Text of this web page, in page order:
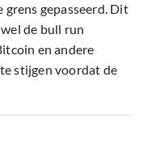
grens gepasseerd. Dit
de bull run
en andere
stijgen voordat de